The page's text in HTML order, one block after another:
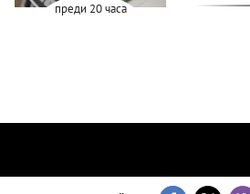
преди 20 часа